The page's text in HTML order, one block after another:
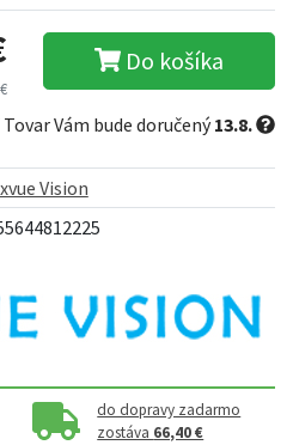
Do košíka
Vám bude doručený13.8.
Vision
do dopravy zadarmo
zostáva 66,40 €